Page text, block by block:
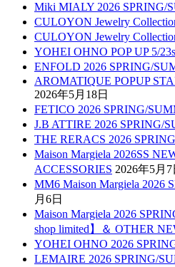
Miki MIALY 2026 SPRING/
CULOYON Jewelry
CULOYON Jewelry
YOHEI OHNO POP UP 5/
ENFOLD 2026 SPRING/
AROMATIQUE POPUP
2026年5月18日
FETICO 2026 SPRING/
J.B ATTIRE 2026 SPRING/
THE RERACS 2026
Maison Margiela 2026SS
ACCESSORIES 2026年5月7
MM6 Maison Margiela 2026
月6日
Maison Margiela 2026
shop limited】＆ OTHER
YOHEI OHNO 2026
LEMAIRE 2026 SPRING/